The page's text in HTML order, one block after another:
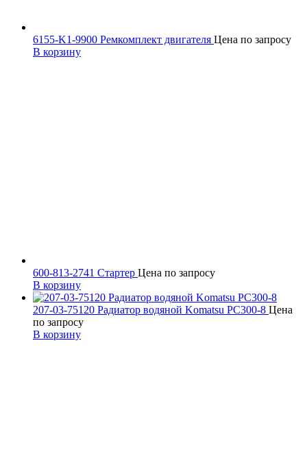
6155-K1-9900 Ремкомплект двигателя Цена по запросу
В корзину
600-813-2741 Стартер Цена по запросу
В корзину
207-03-75120 Радиатор водяной Komatsu PC300-8 Цена
по запросу
В корзину